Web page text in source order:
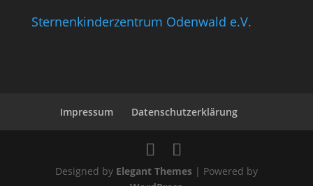
Sternenkinderzentrum Odenwald e.V.
Impressum Datenschutzerklärung
Designed by Elegant Themes| Powered by